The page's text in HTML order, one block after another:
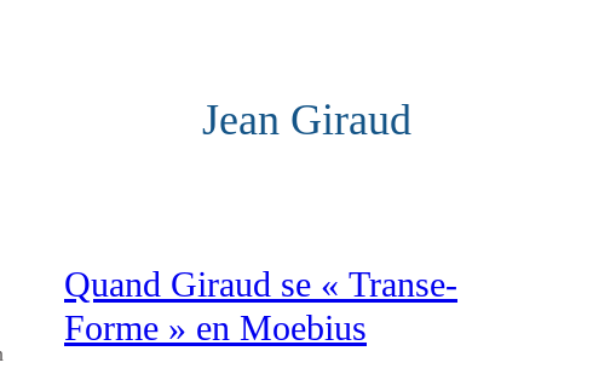
Jean Giraud
Quand Giraud se « Transe-
Forme » en Moebius